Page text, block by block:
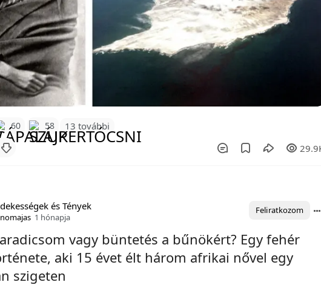
60 58 13 további
és Tények
1 hónapja
Feliratkozom
vagy büntetés a bűnökért? Egy fehér
aki 15 évet élt három afrikai nővel egy
szigeten